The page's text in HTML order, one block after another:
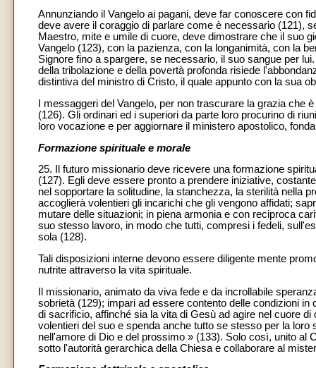
Annunziando il Vangelo ai pagani, deve far conoscere con
deve avere il coraggio di parlare come è necessario (121),
Maestro, mite e umile di cuore, deve dimostrare che il suo
Vangelo (123), con la pazienza, con la longanimità, con la
Signore fino a spargere, se necessario, il suo sangue per
della tribolazione e della povertà profonda risiede
distintiva del ministro di Cristo, il quale appunto con la sua
I messaggeri del Vangelo, per non trascurare la grazia che
(126). Gli ordinari ed i superiori da parte loro procurino di
loro vocazione e per aggiornare il ministero apostolico,
Formazione spirituale e morale
25. Il futuro missionario deve ricevere una formazione
(127). Egli deve essere pronto a prendere iniziative,
nel sopportare la solitudine, la stanchezza, la sterilità nella
accoglierà volentieri gli incarichi che gli vengono affidati;
mutare delle situazioni; in piena armonia e con reciproca
suo stesso lavoro, in modo che tutti, compresi i fedeli,
sola (128).
Tali disposizioni interne devono essere diligente mente
nutrite attraverso la vita spirituale.
Il missionario, animato da viva fede e da incrollabile
sobrietà (129); impari ad essere contento delle condizioni
di sacrificio, affinché sia la vita di Gesù ad agire nel cuore
volentieri del suo e spenda anche tutto se stesso per la
nell'amore di Dio e del prossimo » (133). Solo così, unito al
sotto l'autorità gerarchica della Chiesa e collaborare al